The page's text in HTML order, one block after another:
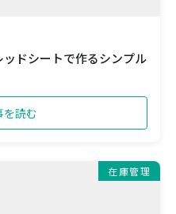
ドシートで作るシンプル
を読む
在庫管理